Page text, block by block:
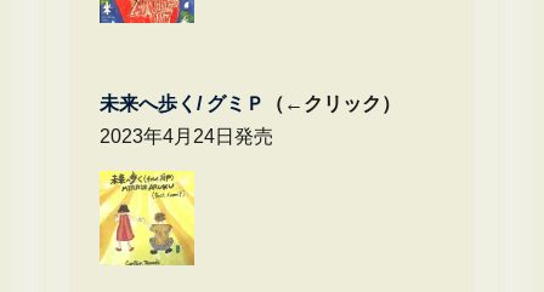
未来へ歩く/ グミＰ
（←クリック）
2023年4月24日発売